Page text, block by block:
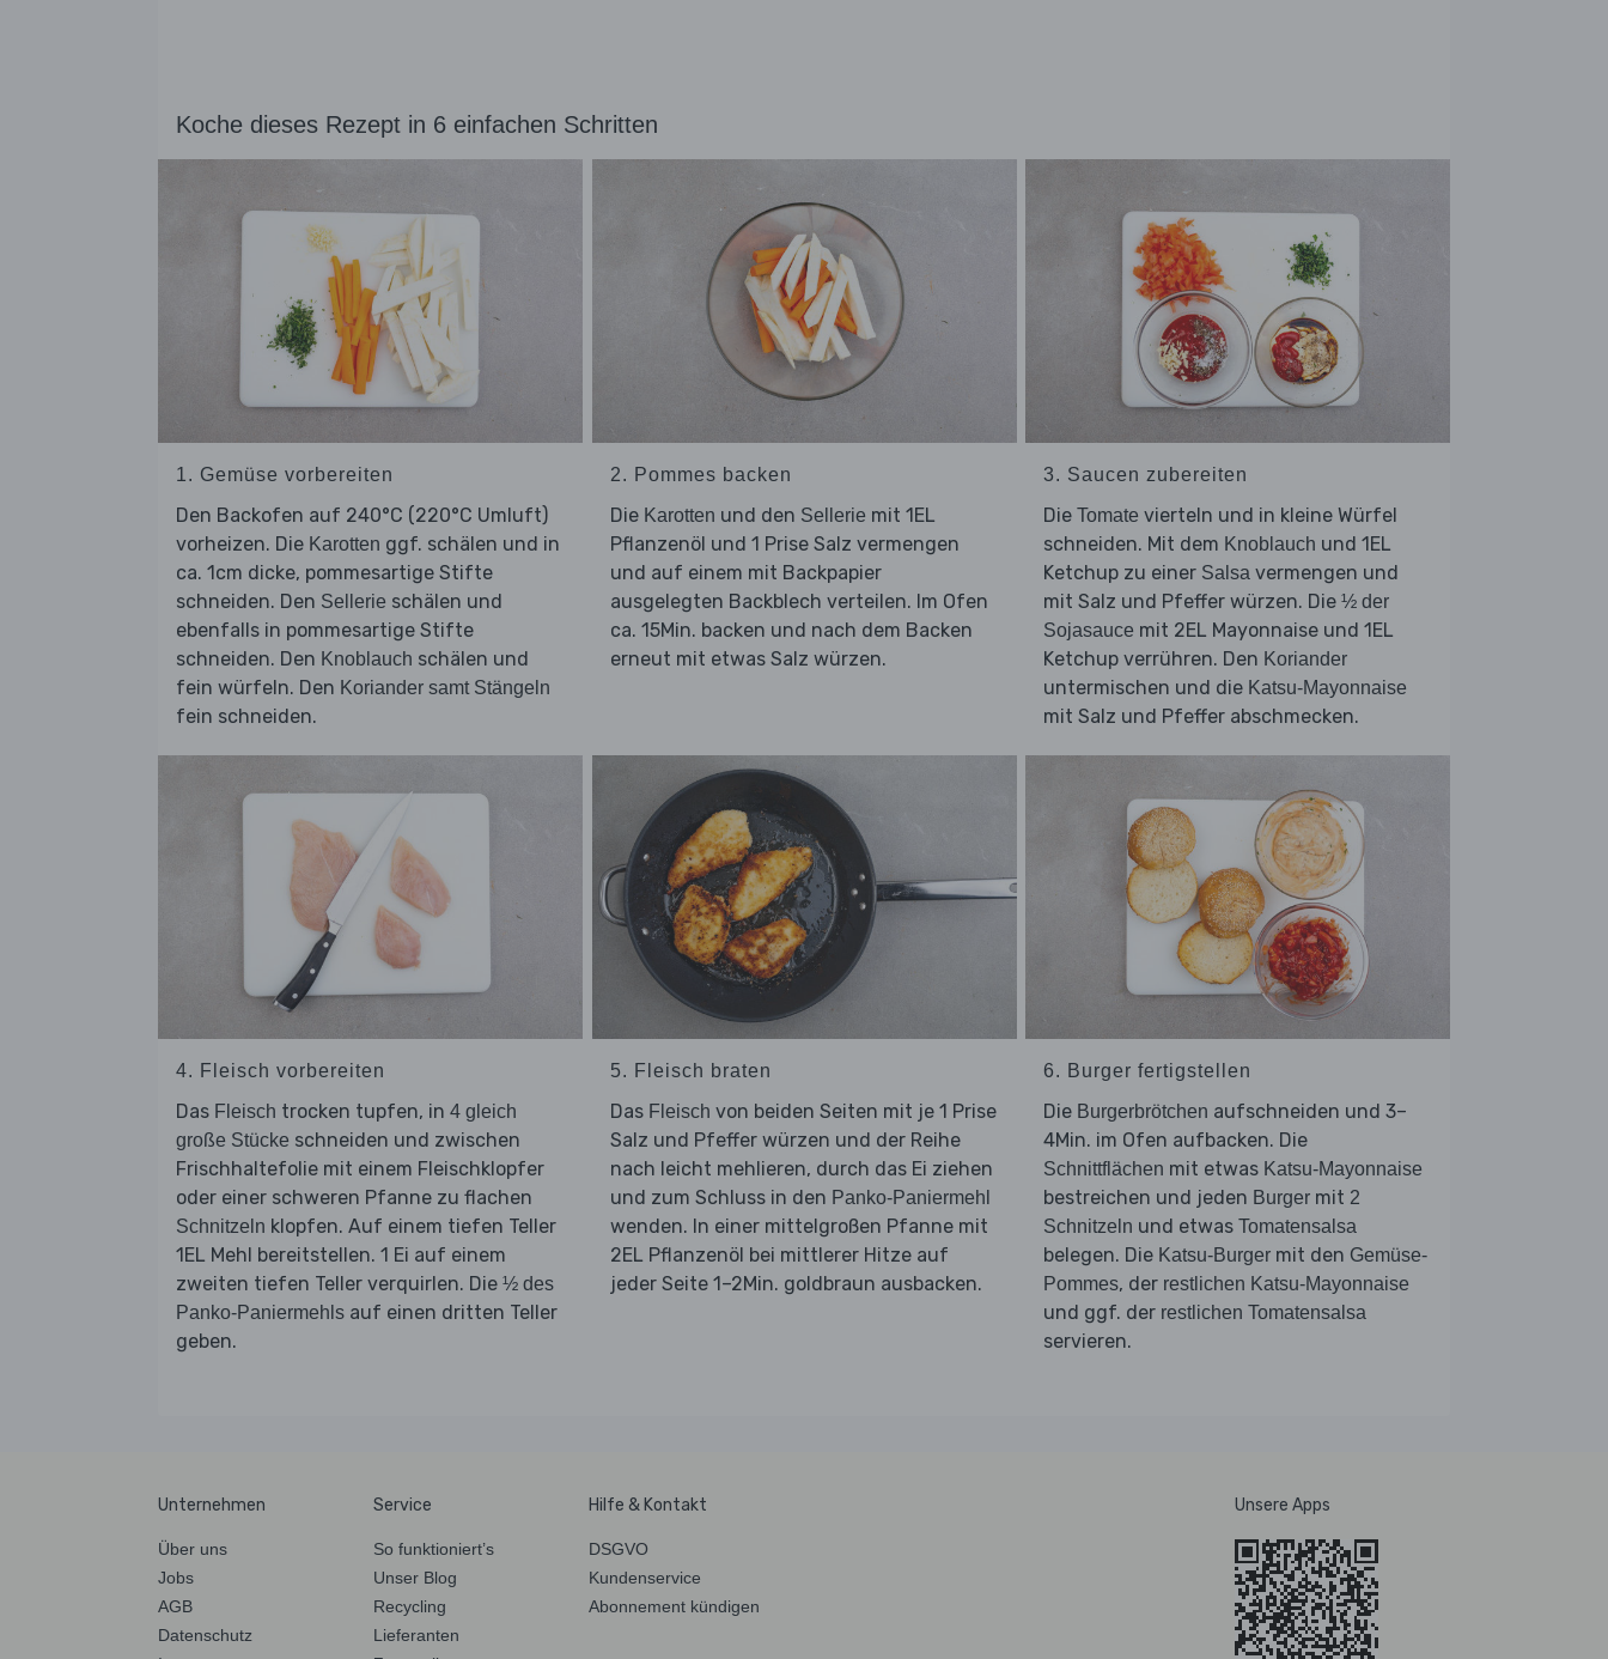
Koche dieses Rezept in 6 einfachen Schritten
1. Gemüse vorbereiten
Den Backofen auf 240°C (220°C Umluft)
vorheizen. Die Karotten ggf. schälen und in
ca. 1cm dicke, pommesartige Stifte
schneiden. Den Sellerie schälen und
ebenfalls in pommesartige Stifte
schneiden. Den Knoblauch schälen und
fein würfeln. Den Koriander samt Stängeln
fein schneiden.
2. Pommes backen
Die Karotten und den Sellerie mit 1EL
Pflanzenöl und 1 Prise Salz vermengen
und auf einem mit Backpapier
ausgelegten Backblech verteilen. Im Ofen
ca. 15Min. backen und nach dem Backen
erneut mit etwas Salz würzen.
3. Saucen zubereiten
Die Tomate vierteln und in kleine Würfel
schneiden. Mit dem Knoblauch und 1EL
Ketchup zu einer Salsa vermengen und
mit Salz und Pfeffer würzen. Die ½ der
Sojasauce mit 2EL Mayonnaise und 1EL
Ketchup verrühren. Den Koriander
untermischen und die Katsu-Mayonnaise
mit Salz und Pfeffer abschmecken.
4. Fleisch vorbereiten
Das Fleisch trocken tupfen, in 4 gleich
große Stücke schneiden und zwischen
Frischhaltefolie mit einem Fleischklopfer
oder einer schweren Pfanne zu flachen
Schnitzeln klopfen. Auf einem tiefen Teller
1EL Mehl bereitstellen. 1 Ei auf einem
zweiten tiefen Teller verquirlen. Die ½ des
Panko-Paniermehls auf einen dritten Teller
geben.
5. Fleisch braten
Das Fleisch von beiden Seiten mit je 1 Prise
Salz und Pfeffer würzen und der Reihe
nach leicht mehlieren, durch das Ei ziehen
und zum Schluss in den Panko-Paniermehl
wenden. In einer mittelgroßen Pfanne mit
2EL Pflanzenöl bei mittlerer Hitze auf
jeder Seite 1–2Min. goldbraun ausbacken.
6. Burger fertigstellen
Die Burgerbrötchen aufschneiden und 3–
4Min. im Ofen aufbacken. Die
Schnittflächen mit etwas Katsu-Mayonnaise
bestreichen und jeden Burger mit 2
Schnitzeln und etwas Tomatensalsa
belegen. Die Katsu-Burger mit den Gemüse-
Pommes, der restlichen Katsu-Mayonnaise
und ggf. der restlichen Tomatensalsa
servieren.
Unternehmen
Über uns
Jobs
AGB
Datenschutz
Service
So funktioniert’s
Unser Blog
Recycling
Lieferanten
Hilfe & Kontakt
DSGVO
Kundenservice
Abonnement kündigen
Unsere Apps